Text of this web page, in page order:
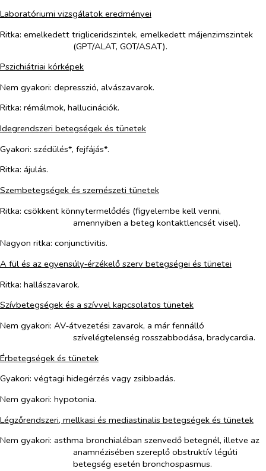
Laboratóriumi vizsgálatok eredményei
Ritka: emelkedett trigliceridszintek, emelkedett májenzimszintek
(GPT/ALAT, GOT/ASAT).
Pszichiátriai kórképek
Nem gyakori: depresszió, alvászavarok.
Ritka: rémálmok, hallucinációk.
Idegrendszeri betegségek és tünetek
Gyakori: szédülés*, fejfájás*.
Ritka: ájulás.
Szembetegségek és szemészeti tünetek
Ritka: csökkent könnytermelődés (figyelembe kell venni,
amennyiben a beteg kontaktlencsét visel).
Nagyon ritka: conjunctivitis.
A fül és az egyensúly‑érzékelő szerv betegségei és tünetei
Ritka: hallászavarok.
Szívbetegségek és a szívvel kapcsolatos tünetek
Nem gyakori: AV‑átvezetési zavarok, a már fennálló
szívelégtelenség rosszabbodása, bradycardia.
Érbetegségek és tünetek
Gyakori: végtagi hidegérzés vagy zsibbadás.
Nem gyakori: hypotonia.
Légzőrendszeri, mellkasi és mediastinalis betegségek és tünetek
Nem gyakori: asthma bronchialéban szenvedő betegnél, illetve az
anamnézisében szereplő obstruktív légúti
betegség esetén bronchospasmus.